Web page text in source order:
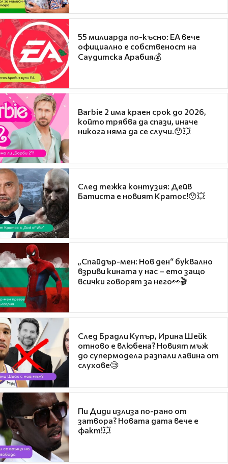
55 милиарда по-късно: EA вече
официално е собственост на
Саудитска Арабия💰
Barbie 2 има краен срок до 2026,
който трябва да спази, иначе
никога няма да се случи.😯💥
След тежка контузия: Дейв
Батиста е новият Кратос!😯💥
„Спайдър-мен: Нов ден“ буквално
взриви кината у нас – ето защо
всички говорят за него👀🎬
След Брадли Купър, Ирина Шейк
отново е влюбена? Новият мъж
до супермодела разпали лавина от
слухове🧐
Пи Диди излиза по-рано от
затвора? Новата дата вече е
факт!💥